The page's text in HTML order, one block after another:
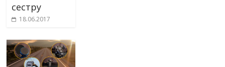
сестру
18.06.2017